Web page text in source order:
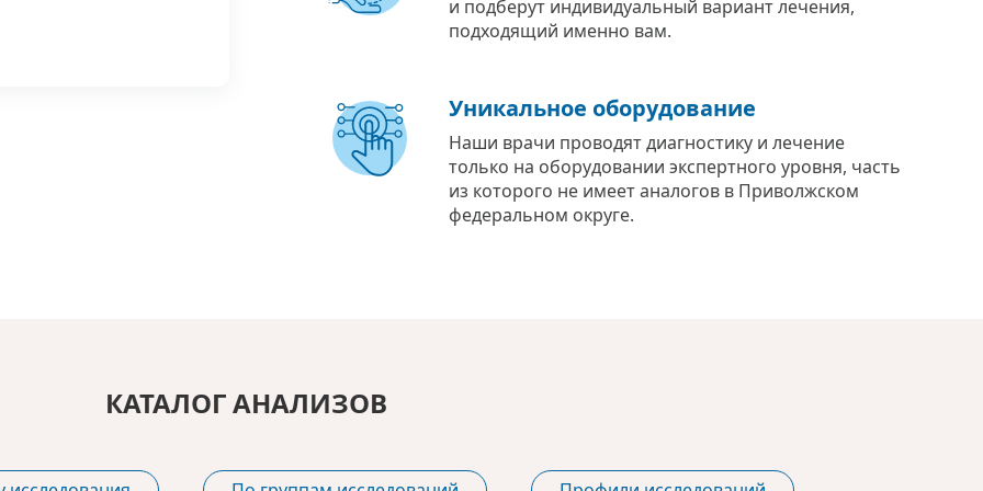
и подберут индивидуальный вариант лечения,
подходящий именно вам.
Уникальное оборудование
Наши врачи проводят диагностику и лечение
только на оборудовании экспертного уровня, часть
из которого не имеет аналогов в Приволжском
федеральном округе.
КАТАЛОГ АНАЛИЗОВ